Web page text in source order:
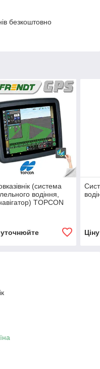
безкоштовно
(система
водіння,
TOPCON
уточнюйте